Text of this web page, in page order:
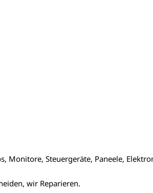
Monitore, Steuergeräte, Paneele,
wir Reparieren.